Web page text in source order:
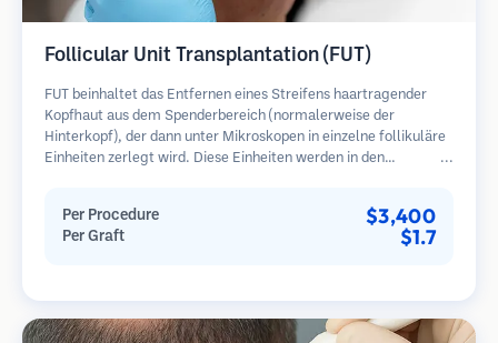
Follicular Unit Transplantation (FUT)
FUT beinhaltet das Entfernen eines Streifens haartragender
Kopfhaut aus dem Spenderbereich (normalerweise der
Hinterkopf), der dann unter Mikroskopen in einzelne follikuläre
Einheiten zerlegt wird. Diese Einheiten werden in den
eine lineare Narbe.
Per Procedure $3,400
Per Graft $1.7